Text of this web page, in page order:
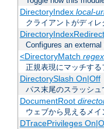
DirectoryIndex local-
クライアントがディ
Configures an
<DirectoryMatch regex
正規表現にマッチす
DirectorySlash On|Off
パス末尾のスラッシ
DocumentRoot
ウェブから見えるメ
DTracePrivileges